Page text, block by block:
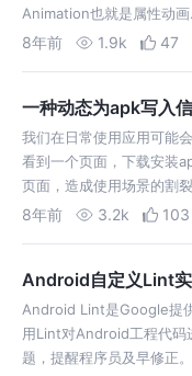
Animation也就是属性动
不多做讨论了。可以从这
8年前 1.9k 47
一种动态为apk写入
我们在日常使用应用可能
看到一个页面，下载安装
页面，造成使用场景的割裂
8年前 3.2k 103
Android自定义Lint
Android Lint是Google提
用Lint对Android工程代码
题，提醒程序员及早修正。